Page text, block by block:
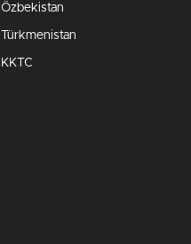
Özbekistan
Türkmenistan
KKTC